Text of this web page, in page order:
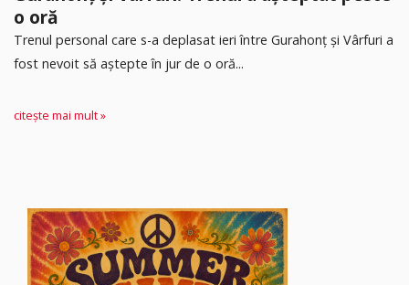
o oră
Trenul personal care s-a deplasat ieri între Gurahonț și Vârfuri a
fost nevoit să aștepte în jur de o oră...
citește mai mult »